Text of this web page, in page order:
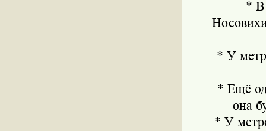
* В
* У метро
* Ещё
она
* У